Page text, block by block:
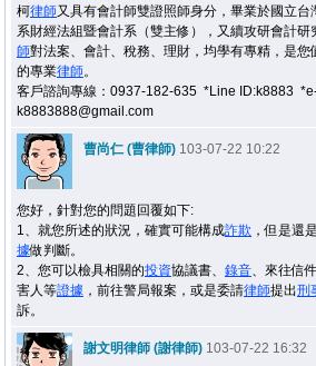
柯律師又具有會計師雙證照師身分，畢業於國立台
系財經法組暨會計系（雙主修），又續攻研會計研
師對法案、會計、稅務、理財，均學有專精，是您
的專業律師。
客戶諮詢專線：0937-182-635 *Line ID:k8883 *e-
k8883888@gmail.com
曹尚仁 (曹律師) 103-07-22 10:22
您好，針對您的問題回覆如下:
1、就您所述的狀況，確實可能構成詐欺 ，但是還
據做判斷。
2、您可以檢具相關的投資協議書、 錄音、來往信
害人等證據 ，前往警局報案，或是委請律師提出刑
訴。
謝文明律師 (謝律師) 103-07-22 16:32